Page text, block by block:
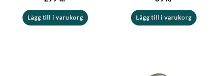
Lägg till i varukorg Lägg till i varukorg